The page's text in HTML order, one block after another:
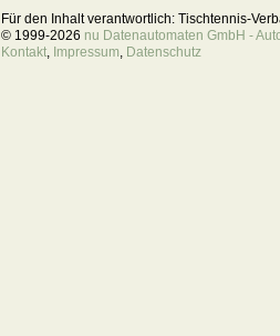
Für den Inhalt verantwortlich: Tischtennis-
© 1999-2026 nu Datenautomaten GmbH -
Kontakt, Impressum, Datenschutz